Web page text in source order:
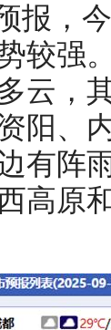
报，
较强
云，
阳、
有阵
高原